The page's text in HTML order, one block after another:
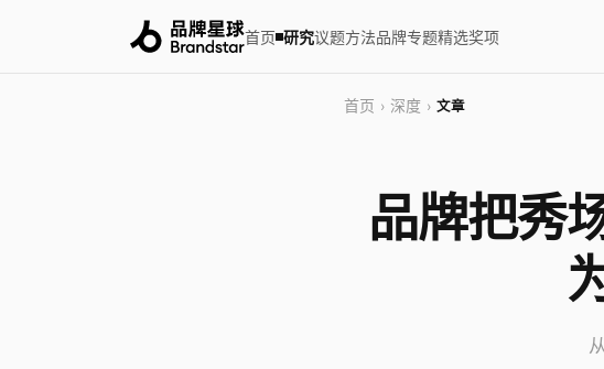
首页 研究议题方法品牌专题精选奖项
首页 › 深度 › 文章
品牌把秀